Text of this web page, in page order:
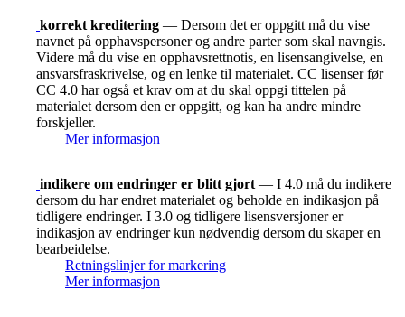
korrekt kreditering — Dersom det er oppgitt må du vise
navnet på opphavspersoner og andre parter som skal navngis.
Videre må du vise en opphavsrettnotis, en lisensangivelse, en
ansvarsfraskrivelse, og en lenke til materialet. CC lisenser før
CC 4.0 har også et krav om at du skal oppgi tittelen på
materialet dersom den er oppgitt, og kan ha andre mindre
forskjeller.
Mer informasjon
indikere om endringer er blitt gjort — I 4.0 må du indikere
dersom du har endret materialet og beholde en indikasjon på
tidligere endringer. I 3.0 og tidligere lisensversjoner er
indikasjon av endringer kun nødvendig dersom du skaper en
bearbeidelse.
Retningslinjer for markering
Mer informasjon